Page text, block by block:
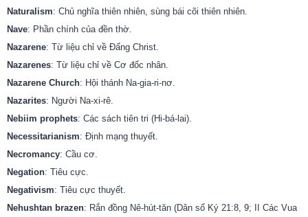
Naturalism: Chủ nghĩa thiên nhiên, sùng bái cõi thiên nhiên.
Nave: Phần chính của đền thờ.
Nazarene: Từ liệu chỉ về Đấng Christ.
Nazarenes: Từ liệu chỉ về Cơ đốc nhân.
Nazarene Church: Hội thánh Na-gia-ri-nơ.
Nazarites: Người Na-xi-rê.
Nebiim prophets: Các sách tiên tri (Hi-bá-lai).
Necessitarianism: Định mạng thuyết.
Necromancy: Cầu cơ.
Negation: Tiêu cực.
Negativism: Tiêu cực thuyết.
Nehushtan brazen: Rắn đồng Nê-hút-tăn (Dân số Ký 21:8, 9; II Các Vua